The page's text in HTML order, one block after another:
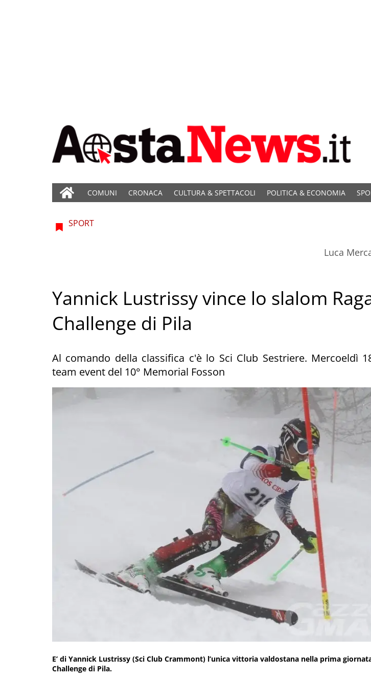
COMUNI CRONACA CULTURA & SPETTACOLI POLITICA & ECONOMIA
SPORT
Luca
Yannick Lustrissy vince lo slalom
Challenge di Pila
Al comando della classifica c'è lo Sci Club Sestriere. Mercoeldì
team event del 10° Memorial Fosson
E’ di Yannick Lustrissy (Sci Club Crammont) l’unica vittoria valdostana nella prima
Challenge di Pila.